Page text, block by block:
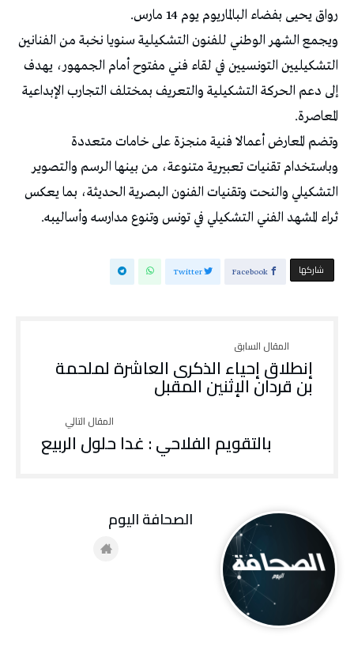
رواق يحيى بفضاء البالماريوم يوم 14 مارس.
ويجمع الشهر الوطني للفنون التشكيلية سنويا نخبة من الفنانين
التشكيليين التونسيين في لقاء فني مفتوح أمام الجمهور، يهدف
إلى دعم الحركة التشكيلية والتعريف بمختلف التجارب الإبداعية
المعاصرة.
وتضم المعارض أعمالا فنية منجزة على خامات متعددة
وباستخدام تقنيات تعبيرية متنوعة، من بينها الرسم والتصوير
التشكيلي والنحت وتقنيات الفنون البصرية الحديثة، بما يعكس
ثراء المشهد الفني التشكيلي في تونس وتنوع مدارسه وأساليبه.
‫‫ شاركها‬ Facebook
Twitter
إنطلاق إحياء الذكرى العاشرة لملحمة
بن قردان الإثنين المقبل
بالتقويم الفلاحي : غدا حلول الربيع